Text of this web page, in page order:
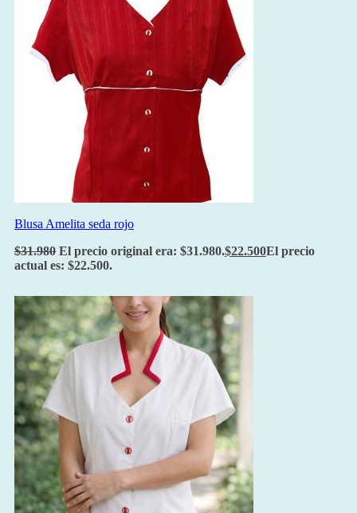
Blusa Amelita seda rojo
$31.980 El precio original era: $31.980.$22.500El precio
actual es: $22.500.